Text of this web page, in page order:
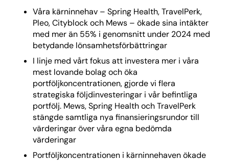
Våra kärninnehav – Spring Health, TravelPerk,
Pleo, Cityblock och Mews – ökade sina intäkter
med mer än 55% i genomsnitt under 2024 med
betydande lönsamhetsförbättringar
I linje med vårt fokus att investera mer i våra
mest lovande bolag och öka
portföljkoncentrationen, gjorde vi flera
strategiska följdinvesteringar i vår befintliga
portfölj. Mews, Spring Health och TravelPerk
stängde samtliga nya finansieringsrundor till
värderingar över våra egna bedömda
värderingar
Portföljkoncentrationen i kärninnehaven ökade